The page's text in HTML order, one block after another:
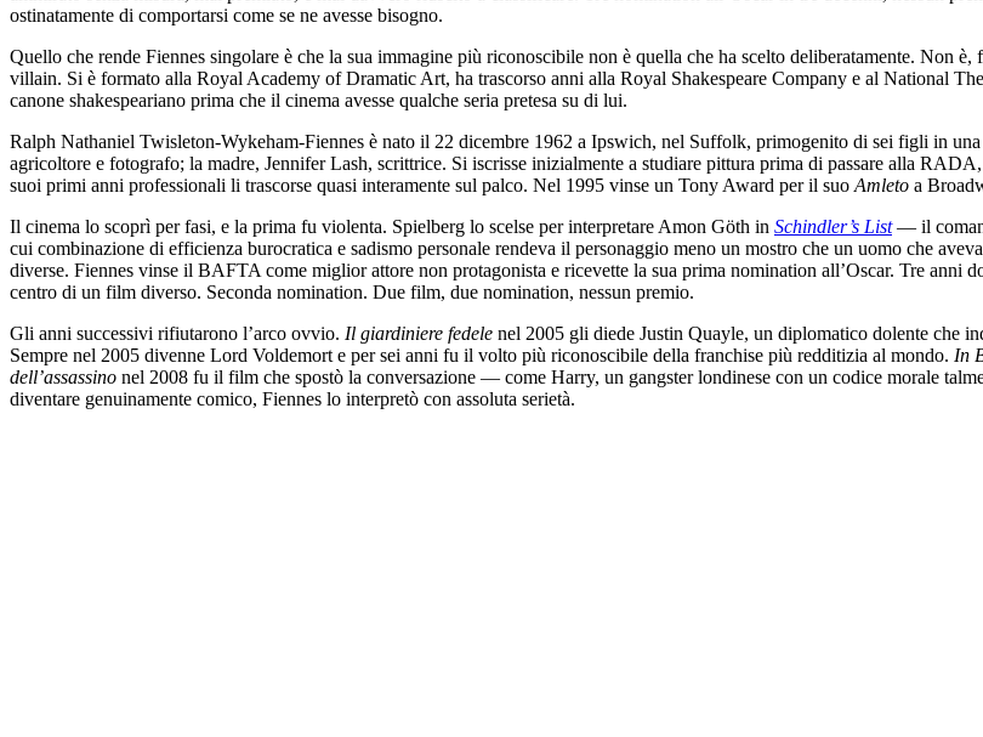
ostinatamente di comportarsi come se ne avesse bisogno.
Quello che rende Fiennes singolare è che la sua immagine più riconoscibile non è quella che ha scelto deliberatamente. Non è,
villain. Si è formato alla Royal Academy of Dramatic Art, ha trascorso anni alla Royal Shakespeare Company e al National
canone shakespeariano prima che il cinema avesse qualche seria pretesa su di lui.
Ralph Nathaniel Twisleton-Wykeham-Fiennes è nato il 22 dicembre 1962 a Ipswich, nel Suffolk, primogenito di sei figli in
agricoltore e fotografo; la madre, Jennifer Lash, scrittrice. Si iscrisse inizialmente a studiare pittura prima di passare alla
suoi primi anni professionali li trascorse quasi interamente sul palco. Nel 1995 vinse un Tony Award per il suo Amleto a
Il cinema lo scoprì per fasi, e la prima fu violenta. Spielberg lo scelse per interpretare Amon Göth in Schindler’s List— il
cui combinazione di efficienza burocratica e sadismo personale rendeva il personaggio meno un mostro che un uomo che
diverse. Fiennes vinse il BAFTA come miglior attore non protagonista e ricevette la sua prima nomination all’Oscar. Tre anni
centro di un film diverso. Seconda nomination. Due film, due nomination, nessun premio.
Gli anni successivi rifiutarono l’arco ovvio. Il giardiniere fedele nel 2005 gli diede Justin Quayle, un diplomatico dolente che
Sempre nel 2005 divenne Lord Voldemort e per sei anni fu il volto più riconoscibile della franchise più redditizia al mondo. In
dell’assassino nel 2008 fu il film che spostò la conversazione — come Harry, un gangster londinese con un codice morale
diventare genuinamente comico, Fiennes lo interpretò con assoluta serietà.